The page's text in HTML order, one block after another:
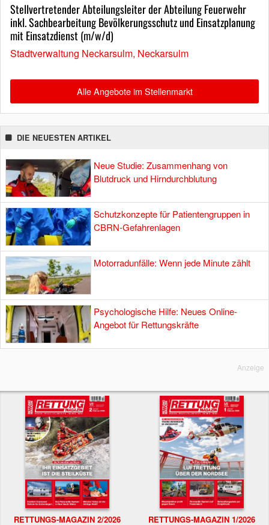
Stellvertretender Abteilungsleiter der Abteilung Feuerwehr
inkl. Sachbearbeitung Bevölkerungsschutz und Einsatzplanung
mit Einsatzdienst (m/w/d)
Stadtverwaltung Neckarsulm, Neckarsulm
Alle Angebote im Stellenmarkt
DIE NEUESTEN ARTIKEL
Neue Studie: Zusammenhang von
Blutdruck und Hirndurchblutung
Schutzkonzepte für Patientengruppen in
CBRN-Gefahrenlagen
Motorradunfälle: Wenn jede Minute zählt
Psychologische Hilfe: Neues Online-
Angebot für Rettungskräfte
Anzeige
RETTUNGS-MAGAZIN 2/2026 RETTUNGS-MAGAZIN 1/2026